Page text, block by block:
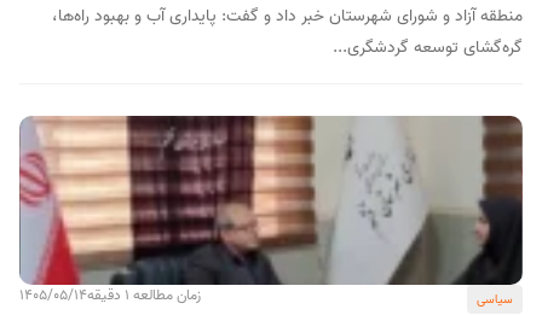
منطقه آزاد و شورای شهرستان خبر داد و گفت: پایداری آب و بهبود راه‌ها،
گره‌گشای توسعه گردشگری...
سیاسی زمان مطالعه 1 دقیقه 1405/05/14